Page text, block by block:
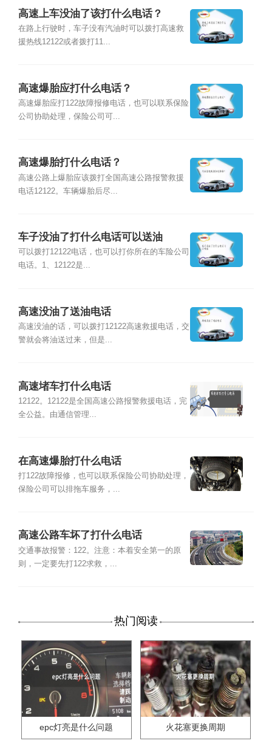
高速上车没油了该打什么电话？
在路上行驶时，车子没有汽油时可以拨打高速救
援热线12122或者拨打11...
高速爆胎应打什么电话？
高速爆胎应打122故障报修电话，也可以联系保险
公司协助处理，保险公司可...
高速爆胎打什么电话？
高速公路上爆胎应该拨打全国高速公路报警救援
电话12122。车辆爆胎后尽...
车子没油了打什么电话可以送油
可以拨打12122电话，也可以打你所在的车险公司
电话。1、12122是...
高速没油了送油电话
高速没油的话，可以拨打12122高速救援电话，交
警就会将油送过来，但是...
高速堵车打什么电话
12122。12122是全国高速公路报警救援电话，完
全公益。由通信管理...
在高速爆胎打什么电话
打122故障报修，也可以联系保险公司协助处理，
保险公司可以排拖车服务，...
高速公路车坏了打什么电话
交通事故报警：122。注意：本着安全第一的原
则，一定要先打122求救，...
热门阅读
epc灯亮是什么问题 火花塞更换周期